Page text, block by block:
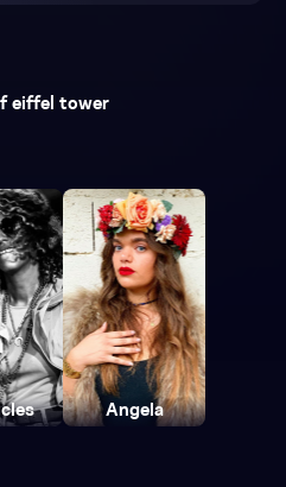
eiffel tower
Angela